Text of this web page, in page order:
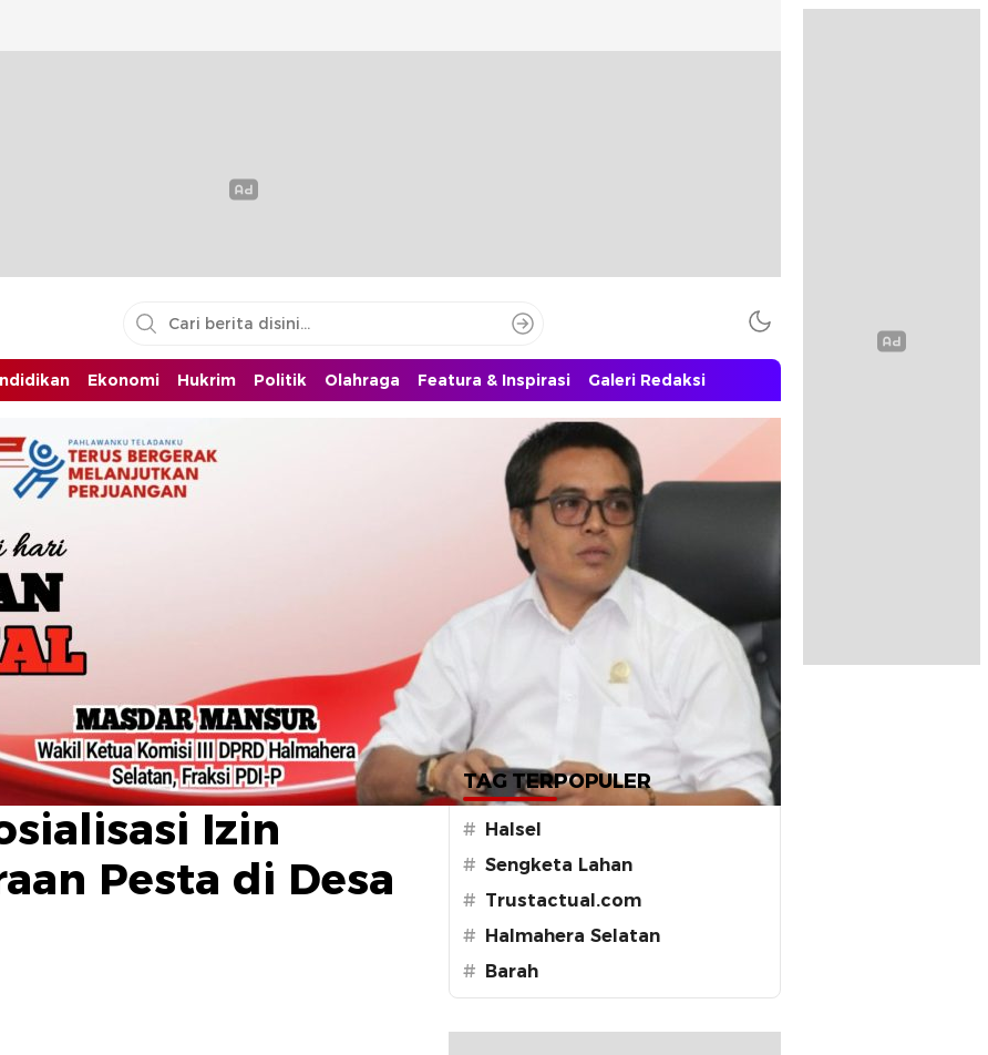
Ekonomi Hukrim Politik Olahraga Featura & Inspirasi Galeri Redaksi
Lakukan
Izin
Pesta di Desa
TAG TERPOPULER
# Halsel
# Sengketa Lahan
# Trustactual.com
# Halmahera Selatan
# Barah